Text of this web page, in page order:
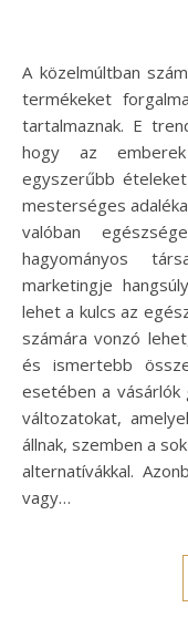
A közelmúltban számos élelmiszeripari cég kezdett olyan
termékeket
tartalmaznak. E
hogy az
egyszerűbb
mesterséges
valóban
hagyományos
marketingje
lehet a kulcs az
számára vonzó
és ismertebb
esetében a vásárlók
változatokat,
állnak, szemben a
alternatívákkal.
vagy…